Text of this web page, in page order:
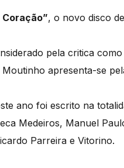
Coração”, o novo disco de
pela critica
apresenta-se
ano foi escrito na
Medeiros, Manuel
Parreira e Vitorino.